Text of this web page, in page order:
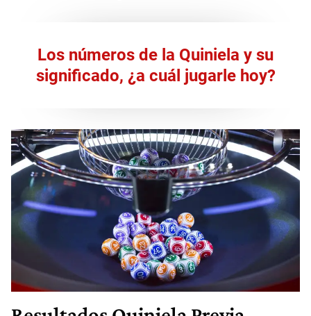
Los números de la Quiniela y su
significado, ¿a cuál jugarle hoy?